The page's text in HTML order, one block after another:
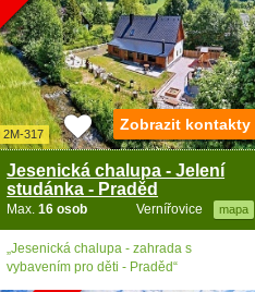
2M-317
Jesenická chalupa - Jelení
studánka - Praděd
Vernířovice mapa
Max.16 osob
Zobrazit kontakty
„Jesenická chalupa - zahrada s
vybavením pro děti - Praděd“